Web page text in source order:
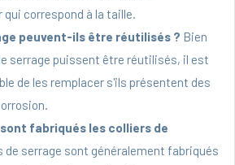
correspond à la taille.
peuvent-ils être réutilisés ? Bien
serrage puissent être réutilisés, il est
de les remplacer s'ils présentent des
fabriqués les colliers de
de serrage sont généralement fabriqués